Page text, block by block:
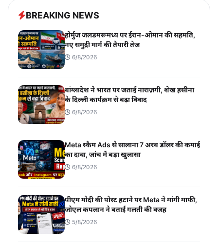
BREAKING NEWS
होर्मुज जलडमरूमध्य पर ईरान-ओमान की सहमति,
नए समुद्री मार्ग की तैयारी तेज
6/8/2026
बांग्लादेश ने भारत पर जताई नाराज़गी, शेख हसीना
के दिल्ली कार्यक्रम से बढ़ा विवाद
6/8/2026
Meta स्कैम Ads से सालाना 7 अरब डॉलर की कमाई
का दावा, जांच में बड़ा खुलासा
6/8/2026
पीएम मोदी की पोस्ट हटाने पर Meta ने मांगी माफी,
जोएल कपलान ने बताई गलती की वजह
5/8/2026